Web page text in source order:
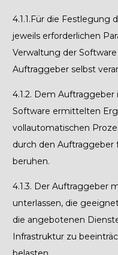
4.1.1.Für die Festlegung
jeweils erforderlichen
Verwaltung der
Auftraggeber selbst
4.1.2. Dem Auftraggeber
Software ermittelten
vollautomatischen
durch den
beruhen.
4.1.3. Der Auftraggeber
unterlassen, die
die angebotenen
Infrastruktur zu